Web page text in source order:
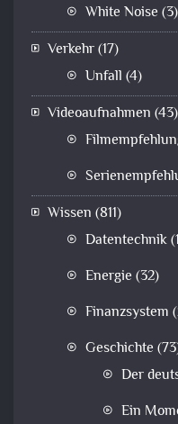
White Noise (3)
Verkehr(17)
Unfall (4)
Videoaufnahmen (43)
Wissen (811)
Datentechnik
Energie (32)
Finanzsystem
Geschichte
Der
Ein